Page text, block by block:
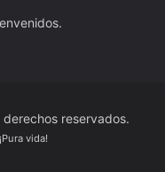
reservados.
vida!